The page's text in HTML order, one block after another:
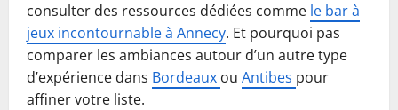
consulter des ressources dédiées comme le bar à
jeux incontournable à Annecy. Et pourquoi pas
comparer les ambiances autour d’un autre type
d’expérience dans Bordeaux ou Antibes pour
affiner votre liste.